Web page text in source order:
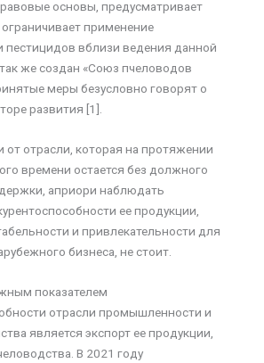
основы, предусматривает
применение
пестицидов вблизи ведения данной
же создан «Союз пчеловодов
меры безусловно говорят о
развития [1].
от отрасли, которая на протяжении
времени остается без должного
априори наблюдать
ее продукции,
и привлекательности для
бизнеса, не стоит.
показателем
отрасли промышленности и
является экспорт ее продукции,
В 2021 году